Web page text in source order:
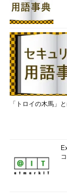
「トロイの木馬」